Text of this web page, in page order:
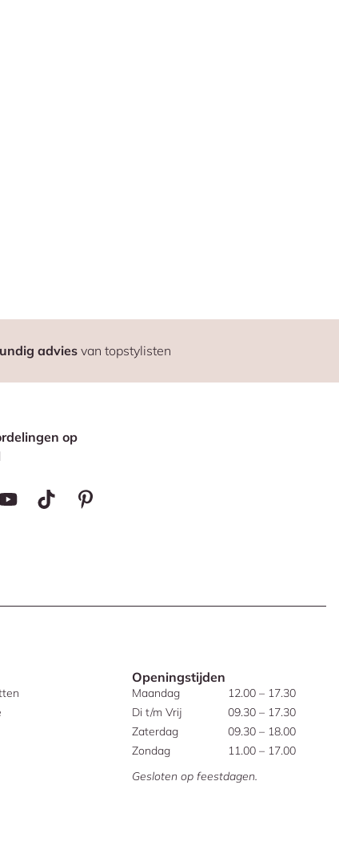
advies van topstylisten
op
Openingstijden
Maandag
12.00 – 17.30
Di t/m Vrij
09.30 – 17.30
Zaterdag
09.30 – 18.00
Zondag
11.00 – 17.00
Gesloten op feestdagen.